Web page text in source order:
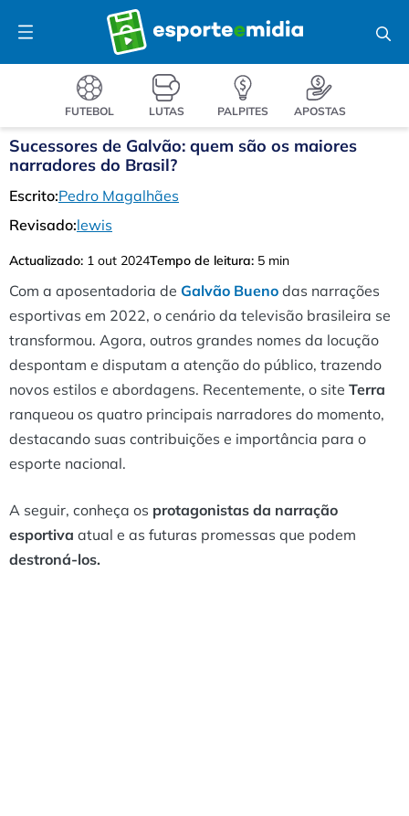
para
o
Menu
FUTEBOL LUTAS PALPITES APOSTAS
Sucessores de Galvão: quem são os maiores
narradores do Brasil?
Escrito:Pedro Magalhães
Revisado:lewis
Actualizado: 1 out 2024Tempo de leitura: 5 min
Com a aposentadoria de Galvão Bueno das narrações
esportivas em 2022, o cenário da televisão brasileira se
transformou. Agora, outros grandes nomes da locução
despontam e disputam a atenção do público, trazendo
novos estilos e abordagens. Recentemente, o site Terra
ranqueou os quatro principais narradores do momento,
destacando suas contribuições e importância para o
esporte nacional.
A seguir, conheça os protagonistas da narração
esportiva atual e as futuras promessas que podem
destroná-los.